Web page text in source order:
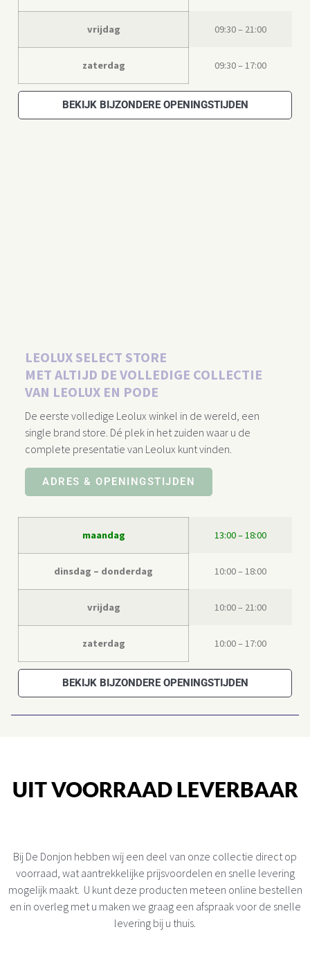
vrijdag 09:30 – 21:00
zaterdag 09:30 – 17:00
BEKIJK BIJZONDERE OPENINGSTIJDEN
LEOLUX SELECT STORE
MET ALTIJD DE VOLLEDIGE COLLECTIE
VAN LEOLUX EN PODE
De eerste volledige Leolux winkel in de wereld, een
single brand store. Dé plek in het zuiden waar u de
complete presentatie van Leolux kunt vinden.
ADRES & OPENINGSTIJDEN
maandag 13:00 – 18:00
dinsdag – donderdag 10:00 – 18:00
vrijdag 10:00 – 21:00
zaterdag 10:00 – 17:00
BEKIJK BIJZONDERE OPENINGSTIJDEN
UIT VOORRAAD LEVERBAAR
Bij De Donjon hebben wij een deel van onze collectie direct op
voorraad, wat aantrekkelijke prijsvoordelen en snelle levering
mogelijk maakt. U kunt deze producten meteen online bestellen
en in overleg met u maken we graag een afspraak voor de snelle
levering bij u thuis.